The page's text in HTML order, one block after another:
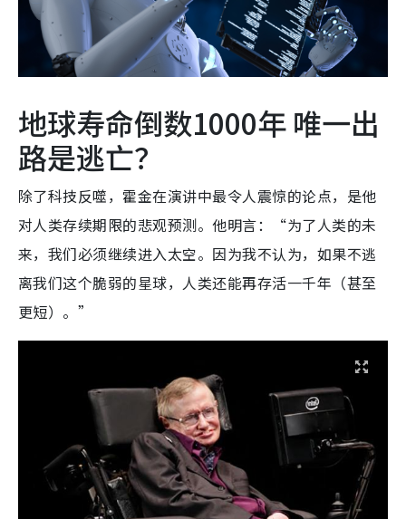
地球寿命倒数1000年 唯一出
路是逃亡？
除了科技反噬，霍金在演讲中最令人震惊的论点，是他
对人类存续期限的悲观预测。他明言：“为了人类的未
来，我们必须继续进入太空。因为我不认为，如果不逃
离我们这个脆弱的星球，人类还能再存活一千年（甚至
更短）。”